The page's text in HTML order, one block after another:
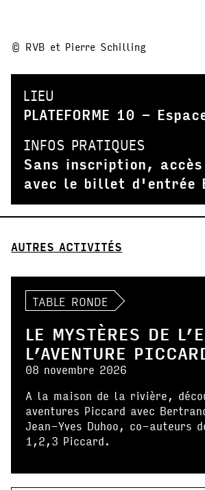
© RVB et Pierre Schilling
LIEU
PLATEFORME 10 -
INFOS PRATIQUES
Sans inscription,
avec le billet d'entrée
AUTRES ACTIVITÉS
TABLE RONDE
LE MYSTÈRES DE
L’AVENTURE
08 novembre 2026
A la maison de la rivière,
aventures Piccard avec
Jean-Yves Duhoo, co-auteurs
1,2,3 Piccard.